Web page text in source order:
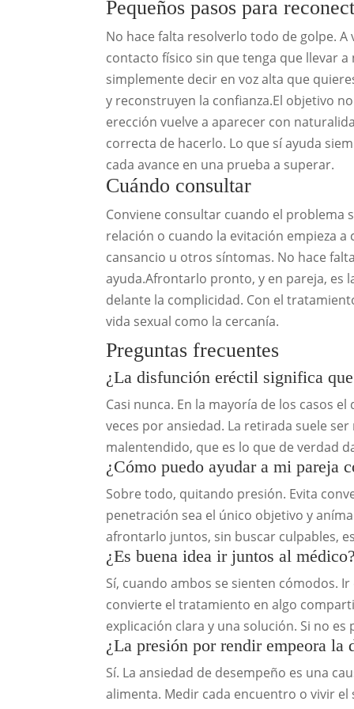
Pequeños pasos para
No hace falta resolverlo todo de golpe.
contacto físico sin que tenga que llevar
simplemente decir en voz alta que
y reconstruyen la confianza.El objetivo
erección vuelve a aparecer con
correcta de hacerlo. Lo que sí ayuda
cada avance en una prueba a superar.
Cuándo consultar
Conviene consultar cuando el problema
relación o cuando la evitación empieza
cansancio u otros síntomas. No hace
ayuda.Afrontarlo pronto, y en pareja, es
delante la complicidad. Con el
vida sexual como la cercanía.
Preguntas frecuentes
¿La disfunción eréctil significa
Casi nunca. En la mayoría de los casos
veces por ansiedad. La retirada suele
malentendido, que es lo que de verdad
¿Cómo puedo ayudar a mi pareja
Sobre todo, quitando presión. Evita
penetración sea el único objetivo y
afrontarlo juntos, sin buscar culpables,
¿Es buena idea ir juntos al
Sí, cuando ambos se sienten cómodos.
convierte el tratamiento en algo
explicación clara y una solución. Si no
¿La presión por rendir empeora la
Sí. La ansiedad de desempeño es una
alimenta. Medir cada encuentro o vivir